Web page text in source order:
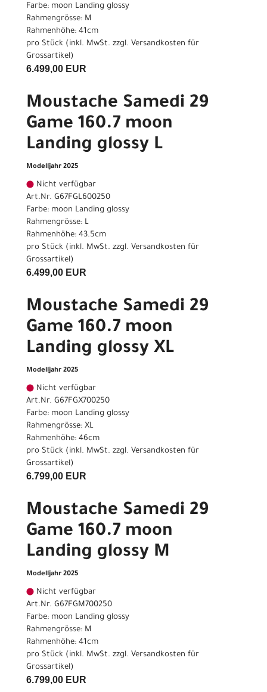
Farbe: moon Landing glossy
Rahmengrösse: M
Rahmenhöhe: 41cm
pro Stück (inkl. MwSt. zzgl. Versandkosten für
Grossartikel)
6.499,00 EUR
Moustache Samedi 29
Game 160.7 moon
Landing glossy L
Modelljahr 2025
Nicht verfügbar
Art.Nr. G67FGL600250
Farbe: moon Landing glossy
Rahmengrösse: L
Rahmenhöhe: 43.5cm
pro Stück (inkl. MwSt. zzgl. Versandkosten für
Grossartikel)
6.499,00 EUR
Moustache Samedi 29
Game 160.7 moon
Landing glossy XL
Modelljahr 2025
Nicht verfügbar
Art.Nr. G67FGX700250
Farbe: moon Landing glossy
Rahmengrösse: XL
Rahmenhöhe: 46cm
pro Stück (inkl. MwSt. zzgl. Versandkosten für
Grossartikel)
6.799,00 EUR
Moustache Samedi 29
Game 160.7 moon
Landing glossy M
Modelljahr 2025
Nicht verfügbar
Art.Nr. G67FGM700250
Farbe: moon Landing glossy
Rahmengrösse: M
Rahmenhöhe: 41cm
pro Stück (inkl. MwSt. zzgl. Versandkosten für
Grossartikel)
6.799,00 EUR